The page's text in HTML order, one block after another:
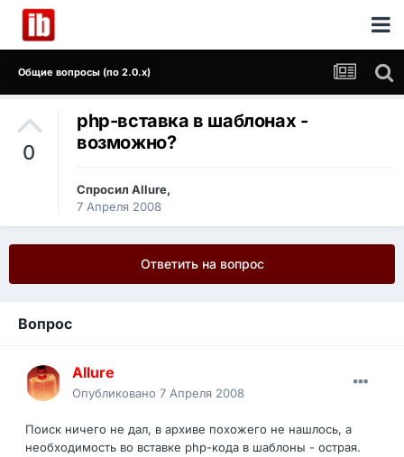
Общие вопросы (по 2.0.x)
0
php-вставка в шаблонах -
возможно?
Спросил Allure,
7 Апреля 2008
Ответить на вопрос
Вопрос
Allure
Опубликовано 7 Апреля 2008
Поиск ничего не дал, в архиве похожего не нашлось, а
необходимость во вставке php-кода в шаблоны - острая.